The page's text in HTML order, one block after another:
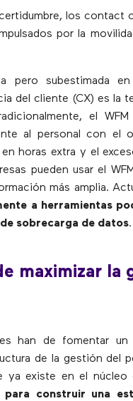
los contact
por la
pero subestimada
del cliente (CX) es la
el
al personal con el
horas extra y el
pueden usar el
más amplia.
a herramientas
sobrecarga de datos.
maximizar la
han de fomentar
de la gestión del
ya existe en el núcleo
para construir una